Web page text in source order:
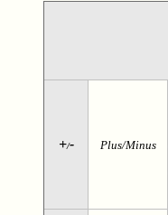
+/- Plus/Minus